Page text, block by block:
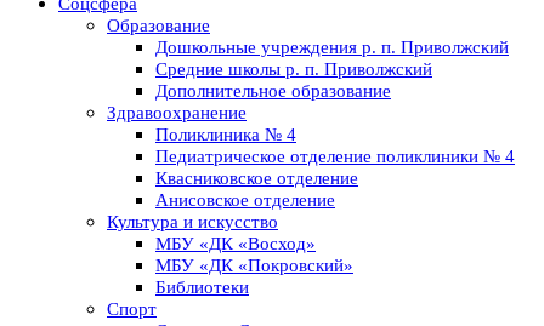
Соцсфера
Образование
Дошкольные учреждения р. п. Приволжский
Средние школы р. п. Приволжский
Дополнительное образование
Здравоохранение
Поликлиника № 4
Педиатрическое отделение поликлиники № 4
Квасниковское отделение
Анисовское отделение
Культура и искусство
МБУ «ДК «Восход»
МБУ «ДК «Покровский»
Библиотеки
Спорт